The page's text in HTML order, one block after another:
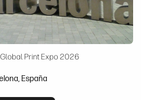
Print Expo 2026
España